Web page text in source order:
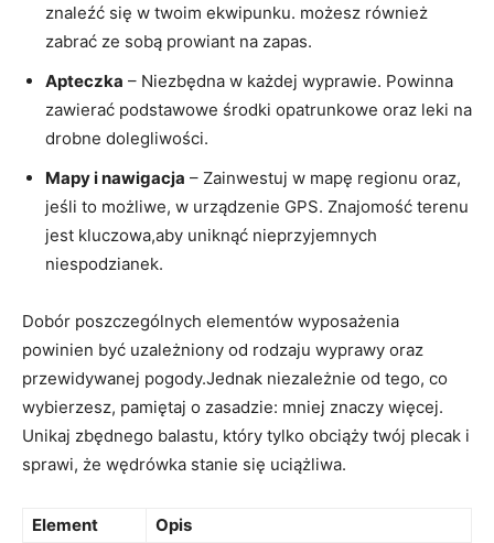
znaleźć się w twoim ekwipunku. możesz również
zabrać ‌ze sobą prowiant ⁣na zapas.
Apteczka – Niezbędna w każdej wyprawie. Powinna
zawierać podstawowe​ środki opatrunkowe oraz leki na
‍drobne dolegliwości.
Mapy i nawigacja – Zainwestuj w mapę regionu ⁤oraz,
jeśli to możliwe, w urządzenie GPS. Znajomość terenu
‍jest kluczowa,aby uniknąć nieprzyjemnych
niespodzianek.
Dobór ‍poszczególnych⁤ elementów wyposażenia​
powinien być uzależniony ⁤od rodzaju wyprawy oraz
przewidywanej pogody.Jednak niezależnie od tego, co
wybierzesz, pamiętaj o zasadzie: mniej znaczy więcej.
Unikaj zbędnego‍ balastu, który tylko obciąży‍ twój plecak i
sprawi, że ​wędrówka ⁢stanie się uciążliwa.
Element Opis